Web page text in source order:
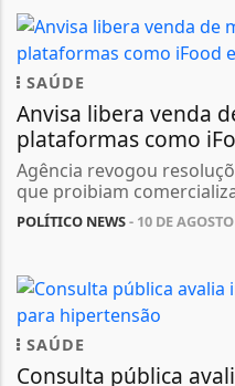
SAÚDE
Anvisa libera venda
plataformas como
Agência revogou
que proibiam
POLÍTICO NEWS- 10 DE AGOSTO
SAÚDE
Consulta pública